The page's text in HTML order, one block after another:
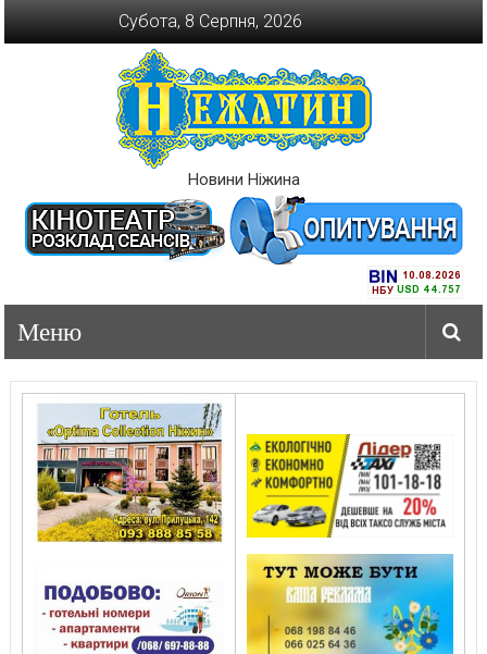
Субота, 8 Серпня, 2026
Новини Ніжина